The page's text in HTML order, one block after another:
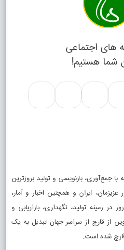
های اجتماعی
شما هستیم!
جمع‌آوری، بازنویسی و تولید بروزترین
ایران و همچنین اخبار و آمار،
در زمینه تولید، نگهداری، بازاریابی و
از قارچ از سراسر جهان تبدیل به یک
شده است.